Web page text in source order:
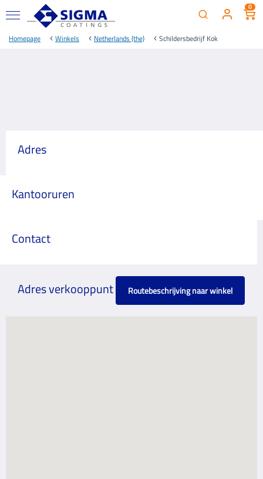
0
Homepage Winkels Netherlands (the) Schildersbedrijf Kok
Adres
Kantooruren
Contact
Adres verkooppunt Routebeschrijving naar winkel